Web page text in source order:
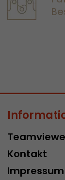
Kontakt
Impressum